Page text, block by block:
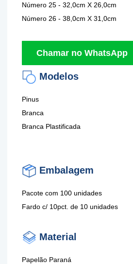
Número 25 - 32,0cm X 26,0cm
Número 26 - 38,0cm X 31,0cm
Chamar no WhatsApp
Modelos
Pinus
Branca
Branca Plastificada
Embalagem
Pacote com 100 unidades
Fardo c/ 10pct. de 10 unidades
Material
Papelão Paraná